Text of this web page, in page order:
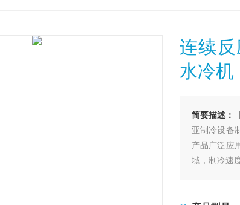
连续
水冷机
简要描述：
亚制冷设备
产品广泛应
域，制冷速